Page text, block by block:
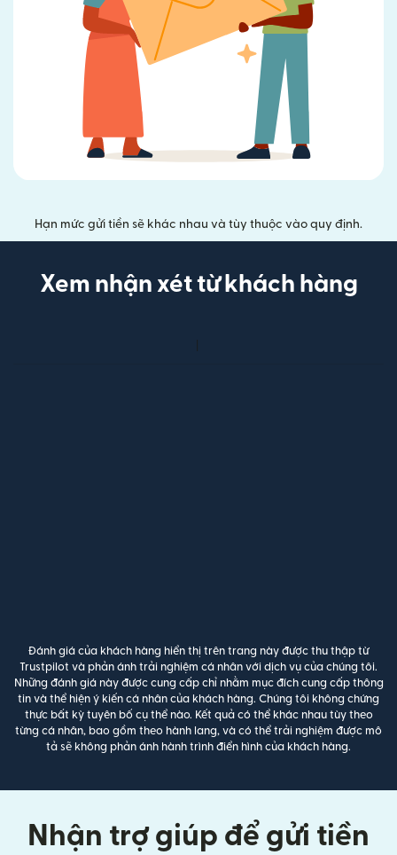
Hạn mức gửi tiền sẽ khác nhau và tùy thuộc vào quy định.
Xem nhận xét từ khách hàng
Đánh giá của khách hàng hiển thị trên trang này được thu thập từ
Trustpilot và phản ánh trải nghiệm cá nhân với dịch vụ của chúng tôi.
Những đánh giá này được cung cấp chỉ nhằm mục đích cung cấp thông
tin và thể hiện ý kiến cá nhân của khách hàng. Chúng tôi không chứng
thực bất kỳ tuyên bố cụ thể nào. Kết quả có thể khác nhau tùy theo
từng cá nhân, bao gồm theo hành lang, và có thể trải nghiệm được mô
tả sẽ không phản ánh hành trình điển hình của khách hàng.
Nhận trợ giúp để gửi tiền